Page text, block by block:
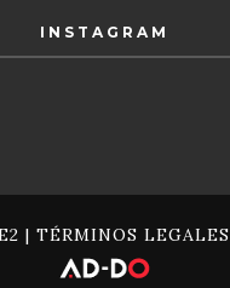
INSTAGRAM
| TÉRMINOS LEGALES